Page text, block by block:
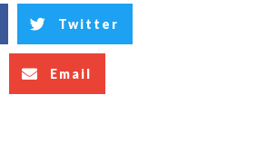
Twitter
Email